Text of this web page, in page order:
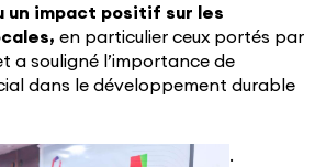
un impact positif sur les
en particulier ceux portés par
a souligné l’importance de
dans le développement durable
.